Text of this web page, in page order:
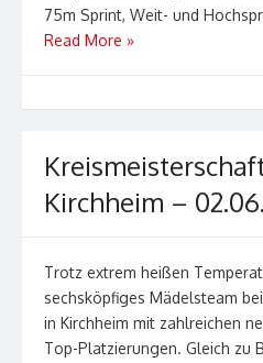
75m Sprint, Weit- und
Read More »
Kirchheim –
Trotz extrem heißen
sechsköpfiges Mädelsteam
in Kirchheim mit zahlreichen
Top-Platzierungen. Gleich zu